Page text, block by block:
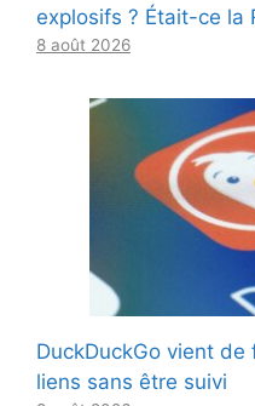
explosifs ? Était-ce la
8 août 2026
DuckDuckGo vient
liens sans être suivi